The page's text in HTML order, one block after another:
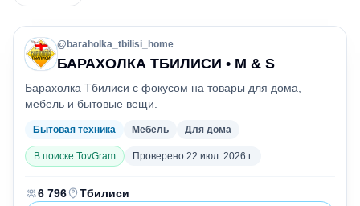
Б
@ baraholka_tbilisi_home
БАРАХОЛКА ТБИЛИСИ • M & S
Барахолка Тбилиси с фокусом на товары для дома,
мебель и бытовые вещи.
Бытовая техника Мебель Для дома
В поиске TovGram Проверено 22 июл. 2026 г.
Участники:
6 796 Город:
Тбилиси